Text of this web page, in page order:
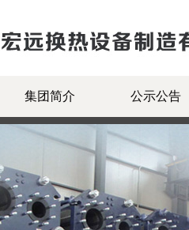
集团简介 公示公告